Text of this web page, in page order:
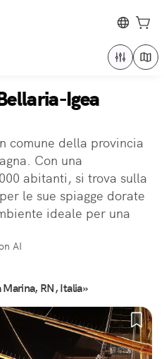
Igea
comune della provincia
Con una
abitanti, si trova sulla
le sue spiagge dorate
ideale per una
AI
RN, Italia»